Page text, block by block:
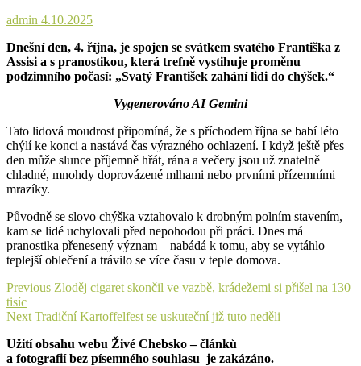
admin 4.10.2025
Dnešní den, 4. října, je spojen se svátkem svatého Františka z
Assisi a s pranostikou, která trefně vystihuje proměnu
podzimního počasí: „Svatý František zahání lidi do chýšek.“
Vygenerováno AI Gemini
Tato lidová moudrost připomíná, že s příchodem října se babí léto
chýlí ke konci a nastává čas výrazného ochlazení. I když ještě přes
den může slunce příjemně hřát, rána a večery jsou už znatelně
chladné, mnohdy doprovázené mlhami nebo prvními přízemními
mrazíky.
Původně se slovo chýška vztahovalo k drobným polním stavením,
kam se lidé uchylovali před nepohodou při práci. Dnes má
pranostika přenesený význam – nabádá k tomu, aby se vytáhlo
teplejší oblečení a trávilo se více času v teple domova.
Navigace
pro
příspěvek
Previous Previous
Zloděj cigaret skončil ve vazbě, krádežemi si přišel na 130
tisíc
Next Next
Tradiční Kartoffelfest se uskuteční již tuto neděli
Užití obsahu webu Živé Chebsko – článků
a fotografií bez písemného souhlasu je zakázáno.